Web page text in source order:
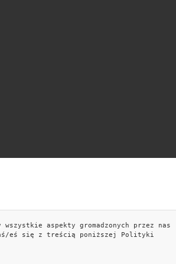
aspekty gromadzonych przez nas
eś się z treścią poniższej Polityki